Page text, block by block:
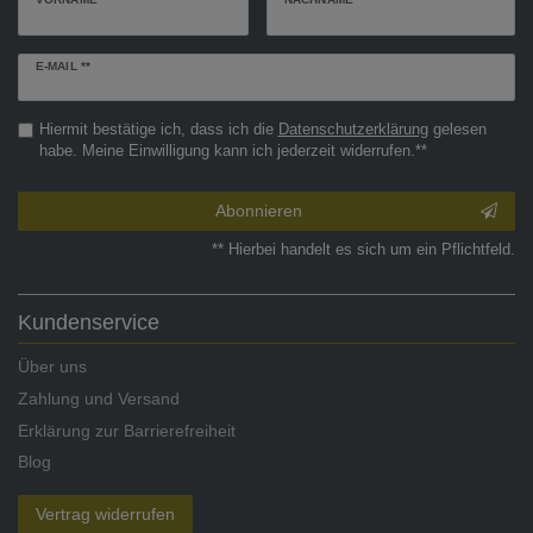
E-MAIL **
Newsletter
Hiermit bestätige ich, dass ich die Daten­schutz­erklärunggelesen
habe. Meine Einwilligung kann ich jederzeit widerrufen.**
Abonnieren
** Hierbei handelt es sich um ein Pflichtfeld.
Kundenservice
Über uns
Zahlung und Versand
Erklärung zur Barrierefreiheit
Blog
Vertrag widerrufen